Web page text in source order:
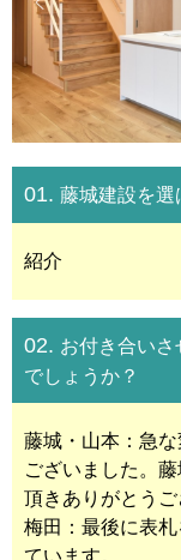
01. 藤城建設を選
紹介
02. お付き合いさ
でしょうか？
藤城・山本：急
ございました。
頂きありがとうご
梅田：最後に表